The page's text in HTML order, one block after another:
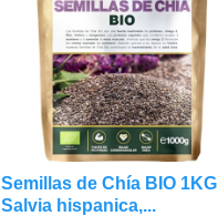
Semillas de Chía BIO 1KG |
Salvia hispanica,...